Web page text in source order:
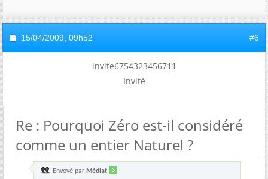
15/04/2009, 09h52 #6
invite6754323456711
Invité
Re : Pourquoi Zéro est-il considéré
comme un entier Naturel ?
Envoyé par Médiat